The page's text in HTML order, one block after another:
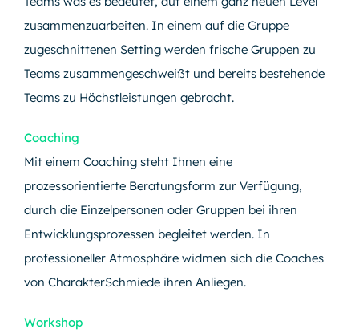
zusammenzuarbeiten. In einem auf die Gruppe
zugeschnittenen Setting werden frische Gruppen zu
Teams zusammengeschweißt und bereits bestehende
Teams zu Höchstleistungen gebracht.
Coaching
Mit einem Coaching steht Ihnen eine
prozessorientierte Beratungsform zur Verfügung,
durch die Einzelpersonen oder Gruppen bei ihren
Entwicklungsprozessen begleitet werden. In
professioneller Atmosphäre widmen sich die Coaches
von CharakterSchmiede ihren Anliegen.
Workshop